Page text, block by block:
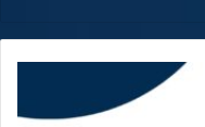
sobre